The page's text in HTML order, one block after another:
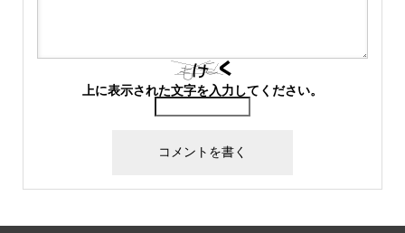
上に表示された文字を入力してください。